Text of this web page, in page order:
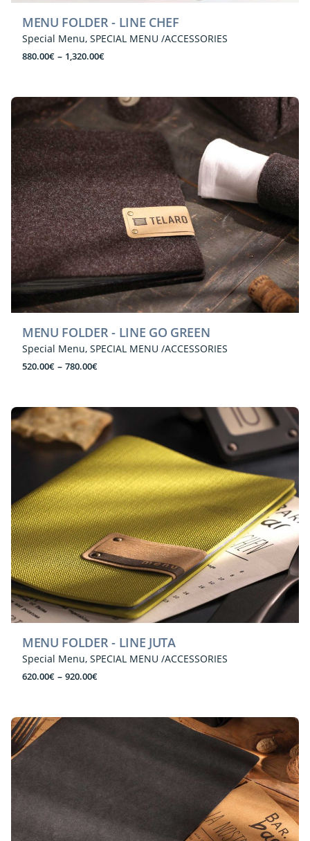
MENU FOLDER - LINE CHEF
Special Menu SPECIAL MENU /ACCESSORIES
880.00€ – 1,320.00€Price
through
1,320.00€
MENU FOLDER - LINE GO GREEN
Special Menu SPECIAL MENU /ACCESSORIES
520.00€ – 780.00€Price
through
780.00€
MENU FOLDER - LINE JUTA
Special Menu SPECIAL MENU /ACCESSORIES
620.00€ – 920.00€Price